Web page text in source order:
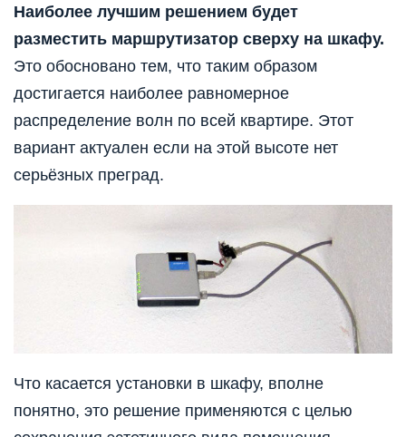
Наиболее лучшим решением будет
разместить маршрутизатор сверху на шкафу.
Это обосновано тем, что таким образом
достигается наиболее равномерное
распределение волн по всей квартире. Этот
вариант актуален если на этой высоте нет
серьёзных преград.
Что касается установки в шкафу, вполне
понятно, это решение применяются с целью